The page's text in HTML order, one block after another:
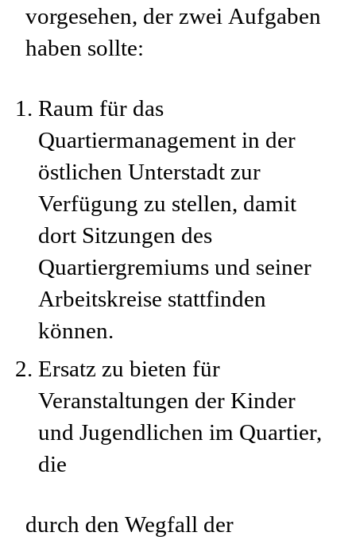
vorgesehen, der zwei Aufgaben
haben sollte:
Raum für das
Quartiermanagement in der
östlichen Unterstadt zur
Verfügung zu stellen, damit
dort Sitzungen des
Quartiergremiums und seiner
Arbeitskreise stattfinden
können.
Ersatz zu bieten für
Veranstaltungen der Kinder
und Jugendlichen im Quartier,
die
durch den Wegfall der